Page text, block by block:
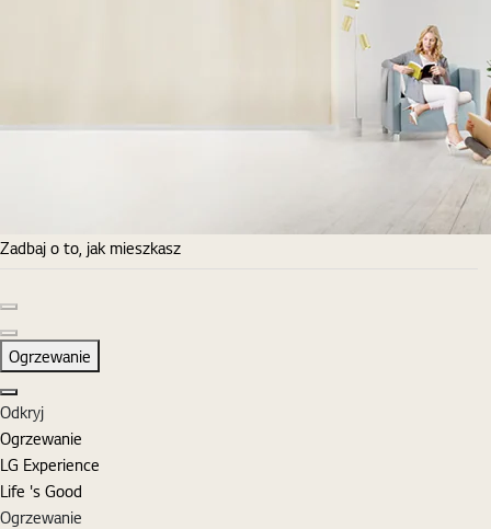
Zadbaj o to, jak mieszkasz
Następny slajd
Ogrzewanie
Zamknij
Odkryj
Ogrzewanie
LG Experience
Life 's Good
Ogrzewanie